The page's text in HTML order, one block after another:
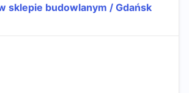
sklepie budowlanym / Gdańsk